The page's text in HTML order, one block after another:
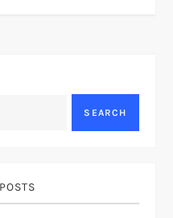
SEARCH